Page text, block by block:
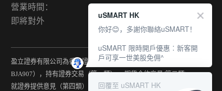
營業時間：
即將對外
盈立證券有限公司為香港證監會持牌法團（中央編號：
BJA907），持有證券交易（第一類） 、期貨合約交易(第二類) 、
就證券提供意見（第四類） 、就期貨合約提供意見(第五類) 、就機
uSMART HK
你好😊，多謝你聯絡uSMART！
uSMART 限時開戶優惠︰新客開
戶可享一世美股免佣^
回覆至 uSMART HK